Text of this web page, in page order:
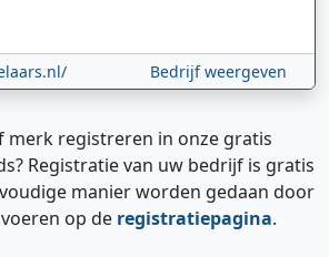
Bedrijf weergeven
merk registreren in onze gratis
Registratie van uw bedrijf is gratis
manier worden gedaan door
op de registratiepagina.